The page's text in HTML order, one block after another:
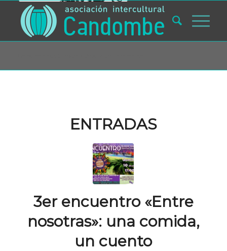
ENTRADAS
3er encuentro «Entre
nosotras»: una comida,
un cuento